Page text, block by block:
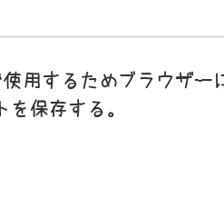
用するためブラウザー
保存する。